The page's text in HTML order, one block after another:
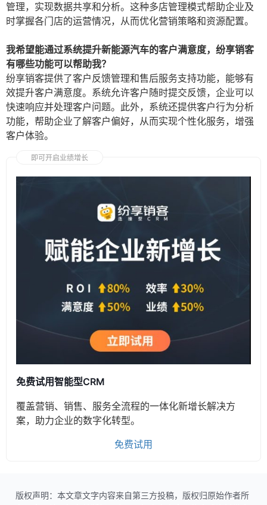
管理，实现数据共享和分析。这种多店管理模式帮助企业及
时掌握各门店的运营情况，从而优化营销策略和资源配置。
我希望能通过系统提升新能源汽车的客户满意度，纷享销客
有哪些功能可以帮助我？
纷享销客提供了客户反馈管理和售后服务支持功能，能够有
效提升客户满意度。系统允许客户随时提交反馈，企业可以
快速响应并处理客户问题。此外，系统还提供客户行为分析
功能，帮助企业了解客户偏好，从而实现个性化服务，增强
客户体验。
即可开启业绩增长
免费试用智能型CRM
覆盖营销、销售、服务全流程的一体化新增长解决方
案，助力企业的数字化转型。
免费试用
版权声明：本文章文字内容来自第三方投稿，版权归原始作者所